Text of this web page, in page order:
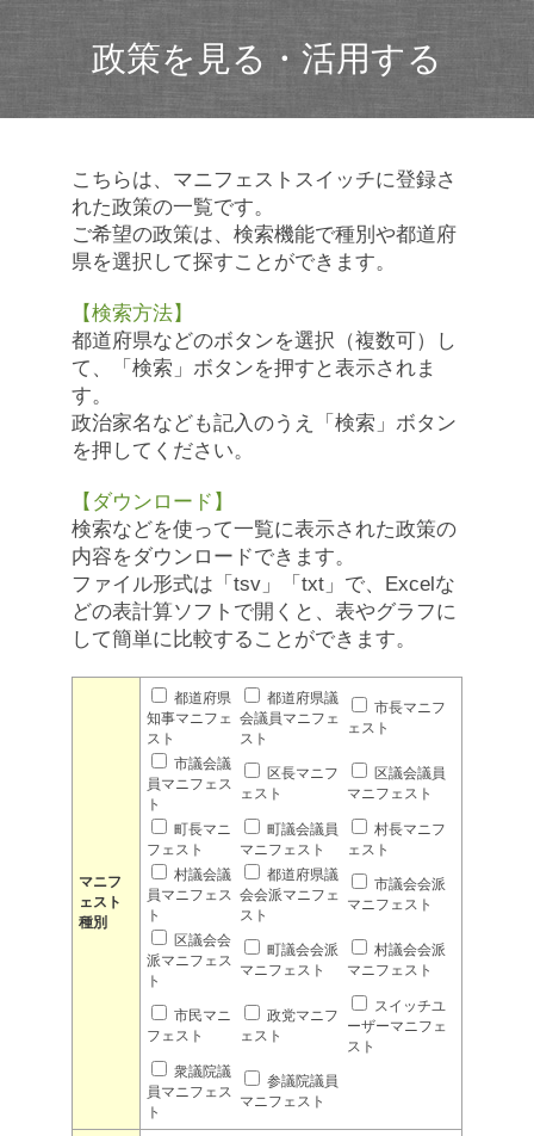
政策を見る・活用する
こちらは、マニフェストスイッチに登録さ
れた政策の一覧です。
ご希望の政策は、検索機能で種別や都道府
県を選択して探すことができます。
【検索方法】
都道府県などのボタンを選択（複数可）し
て、「検索」ボタンを押すと表示されま
す。
政治家名なども記入のうえ「検索」ボタン
を押してください。
【ダウンロード】
検索などを使って一覧に表示された政策の
内容をダウンロードできます。
ファイル形式は「tsv」「txt」で、Excelな
どの表計算ソフトで開くと、表やグラフに
して簡単に比較することができます。
マニフ
ェスト
種別
都道府県
知事マニフェ
スト
都道府県議
会議員マニフェ
スト
市長マニフ
ェスト
市議会議
員マニフェス
ト
区長マニフ
ェスト
区議会議員
マニフェスト
町長マニ
フェスト
町議会議員
マニフェスト
村長マニフ
ェスト
村議会議
員マニフェス
ト
都道府県議
会会派マニフェ
スト
市議会会派
マニフェスト
区議会会
派マニフェス
ト
町議会会派
マニフェスト
村議会会派
マニフェスト
市民マニ
フェスト
政党マニフ
ェスト
スイッチユ
ーザーマニフェ
スト
衆議院議
員マニフェス
ト
参議院議員
マニフェスト